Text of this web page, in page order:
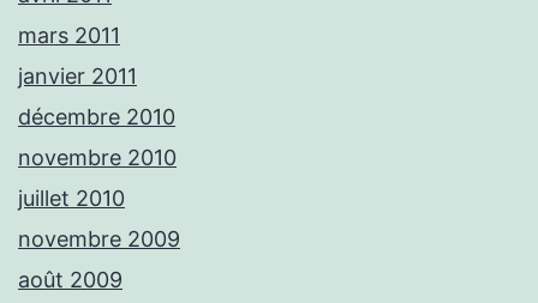
mars 2011
janvier 2011
décembre 2010
novembre 2010
juillet 2010
novembre 2009
août 2009